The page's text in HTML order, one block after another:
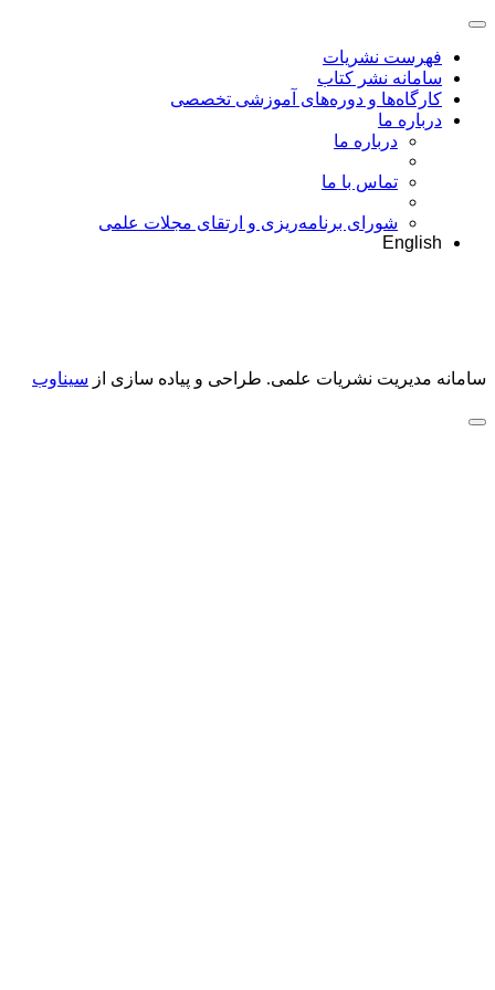
فهرست نشریات
سامانه نشر کتاب
کارگاه‌ها و دوره‌های آموزشی تخصصی
درباره ما
درباره ما
تماس با ما
شورای برنامه‌ریزی و ارتقای مجلات علمی
English
سامانه مدیریت نشریات علمی. طراحی و پیاده سازی از سیناوب